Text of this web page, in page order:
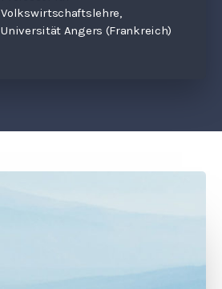
Volkswirtschaftslehre,
Universität Angers (Frankreich)